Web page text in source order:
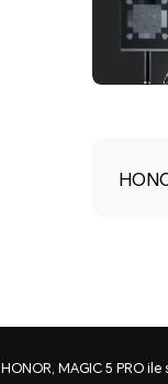
HONOR, MAGIC 5 PRO